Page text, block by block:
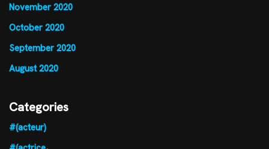
November 2020
October 2020
September 2020
August 2020
Categories
#(acteur)